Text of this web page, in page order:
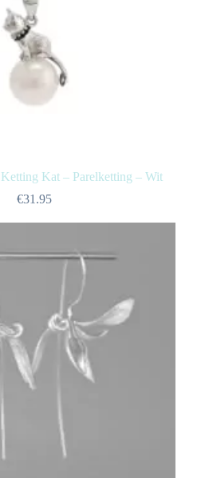
Kat – Parelketting – Wit
€31.95